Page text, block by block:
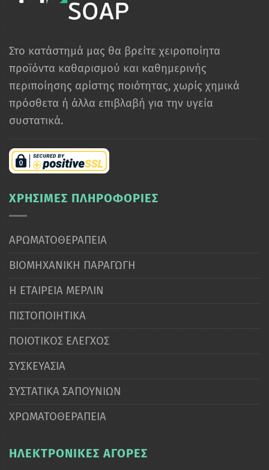
Στο κατάστημά μας θα βρείτε χειροποίητα
προϊόντα καθαρισμού και καθημερινής
περιποίησης αρίστης ποιότητας, χωρίς χημικά
πρόσθετα ή άλλα επιβλαβή για την υγεία
συστατικά.
ΧΡΗΣΙΜΕΣ ΠΛΗΡΟΦΟΡΙΕΣ
ΑΡΩΜΑΤΟΘΕΡΑΠΕΙΑ
ΒΙΟΜΗΧΑΝΙΚΗ ΠΑΡΑΓΩΓΗ
Η ΕΤΑΙΡΕΙΑ ΜΕΡΛΙΝ
ΠΙΣΤΟΠΟΙΗΤΙΚΑ
ΠΟΙΟΤΙΚΟΣ ΕΛΕΓΧΟΣ
ΣΥΣΚΕΥΑΣΙΑ
ΣΥΣΤΑΤΙΚΑ ΣΑΠΟΥΝΙΩΝ
ΧΡΩΜΑΤΟΘΕΡΑΠΕΙΑ
ΗΛΕΚΤΡΟΝΙΚΕΣ ΑΓΟΡΕΣ